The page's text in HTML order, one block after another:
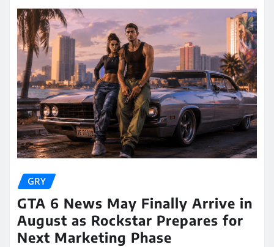
GRY
GTA 6 News May Finally Arrive in
August as Rockstar Prepares for
Next Marketing Phase